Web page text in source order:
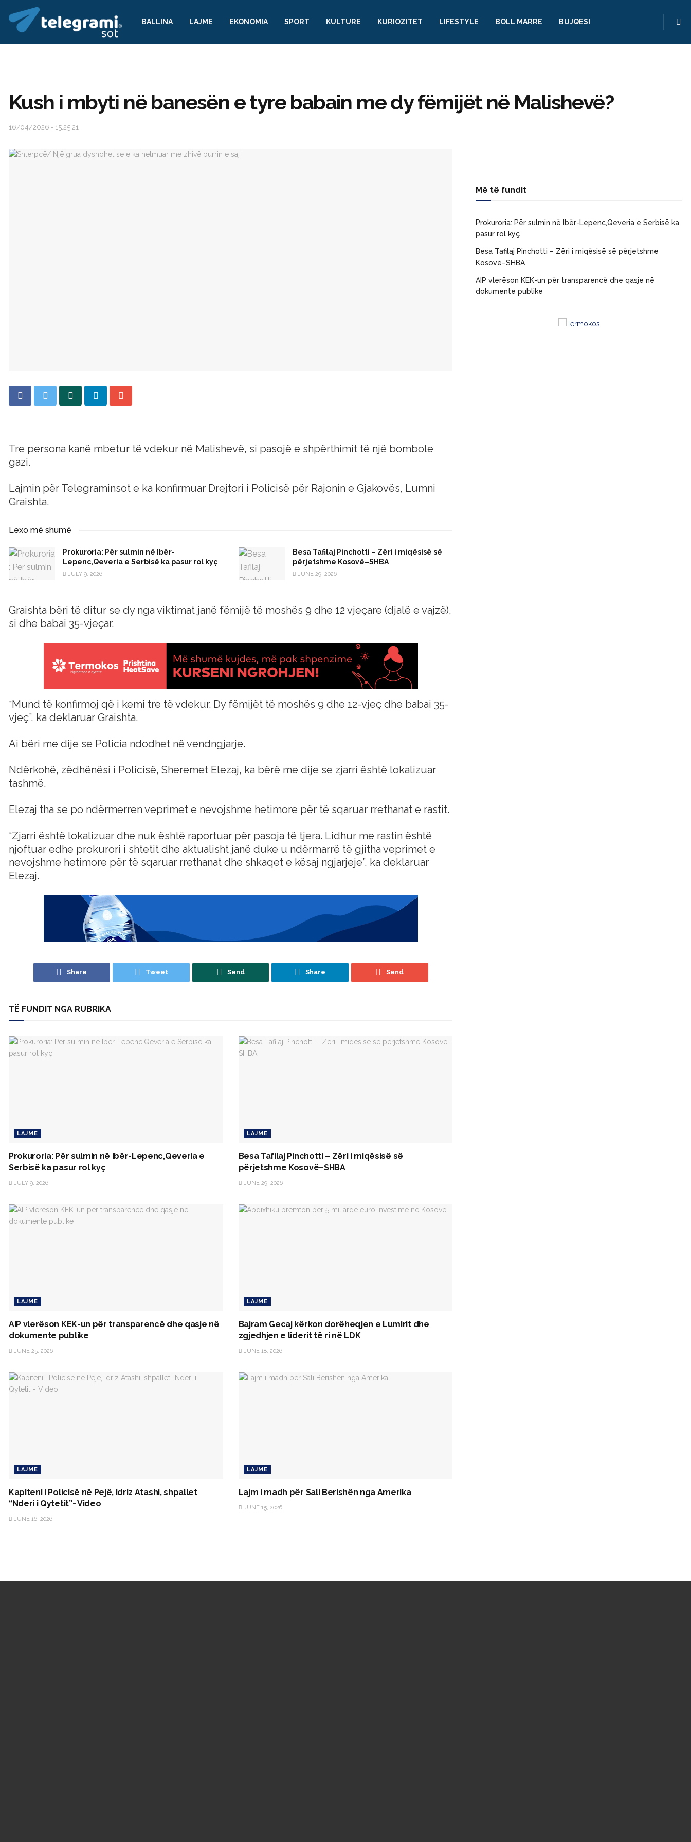
BALLINA LAJME EKONOMIA SPORT KULTURE KURIOZITET LIFESTYLE BOLL MARRE BUJQESI
Kush i mbyti në banesën e tyre babain me dy fëmijët në Malishevë?
16/04/2026 - 15:25:21
Tre persona kanë mbetur të vdekur në Malishevë, si pasojë e shpërthimit të një bombole
gazi.
Lajmin për Telegraminsot e ka konfirmuar Drejtori i Policisë për Rajonin e Gjakovës, Lumni
Graishta.
Lexo më shumë
Prokuroria: Për sulmin në Ibër-
Lepenc,Qeveria e Serbisë ka pasur rol kyç
JULY 9, 2026
Besa Tafilaj Pinchotti – Zëri i miqësisë së
përjetshme Kosovë–SHBA
JUNE 29, 2026
Graishta bëri të ditur se dy nga viktimat janë fëmijë të moshës 9 dhe 12 vjeçare (djalë e vajzë),
si dhe babai 35-vjeçar.
“Mund të konfirmoj që i kemi tre të vdekur. Dy fëmijët të moshës 9 dhe 12-vjeç dhe babai 35-
vjeç”, ka deklaruar Graishta.
Ai bëri me dije se Policia ndodhet në vendngjarje.
Ndërkohë, zëdhënësi i Policisë, Sheremet Elezaj, ka bërë me dije se zjarri është lokalizuar
tashmë.
Elezaj tha se po ndërmerren veprimet e nevojshme hetimore për të sqaruar rrethanat e rastit.
“Zjarri është lokalizuar dhe nuk është raportuar për pasoja të tjera. Lidhur me rastin është
njoftuar edhe prokurori i shtetit dhe aktualisht janë duke u ndërmarrë të gjitha veprimet e
nevojshme hetimore për të sqaruar rrethanat dhe shkaqet e kësaj ngjarjeje”, ka deklaruar
Elezaj.
Share Tweet Send Share Send
TË FUNDIT NGA RUBRIKA
LAJME
Prokuroria: Për sulmin në Ibër-Lepenc,Qeveria e
Serbisë ka pasur rol kyç
JULY 9, 2026
LAJME
Besa Tafilaj Pinchotti – Zëri i miqësisë së
përjetshme Kosovë–SHBA
JUNE 29, 2026
LAJME
AIP vlerëson KEK-un për transparencë dhe qasje në
dokumente publike
JUNE 25, 2026
LAJME
Bajram Gecaj kërkon dorëheqjen e Lumirit dhe
zgjedhjen e liderit të ri në LDK
JUNE 18, 2026
LAJME
Kapiteni i Policisë në Pejë, Idriz Atashi, shpallet
“Nderi i Qytetit”- Video
JUNE 16, 2026
LAJME
Lajm i madh për Sali Berishën nga Amerika
JUNE 15, 2026
Më të fundit
Prokuroria: Për sulmin në Ibër-Lepenc,Qeveria e Serbisë ka
pasur rol kyç
Besa Tafilaj Pinchotti – Zëri i miqësisë së përjetshme
Kosovë–SHBA
AIP vlerëson KEK-un për transparencë dhe qasje në
dokumente publike